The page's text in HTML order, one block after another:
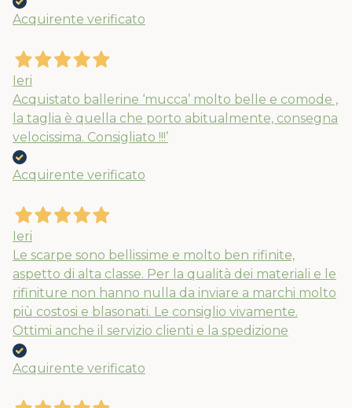
Acquirente verificato
Ieri
Acquistato ballerine ‘mucca’ molto belle e comode ,
la taglia è quella che porto abitualmente, consegna
velocissima. Consigliato !!!’
Acquirente verificato
Ieri
Le scarpe sono bellissime e molto ben rifinite,
aspetto di alta classe. Per la qualità dei materiali e le
rifiniture non hanno nulla da inviare a marchi molto
più costosi e blasonati. Le consiglio vivamente.
Ottimi anche il servizio clienti e la spedizione
Acquirente verificato
Nuovi ribassi fino al 70%
Spedizioni garantite prima della
chiusura solo per gli ordini effettuati
entro il 5/08